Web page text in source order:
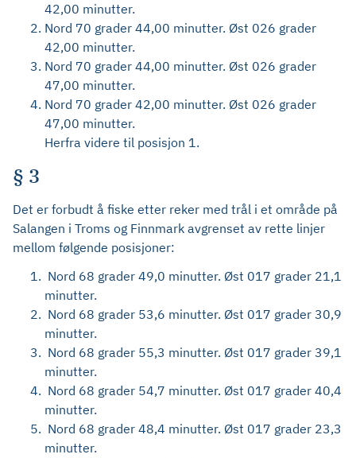
42,00 minutter.
Nord 70 grader 44,00 minutter. Øst 026 grader
42,00 minutter.
Nord 70 grader 44,00 minutter. Øst 026 grader
47,00 minutter.
Nord 70 grader 42,00 minutter. Øst 026 grader
47,00 minutter.
Herfra videre til posisjon 1.
§ 3
Det er forbudt å fiske etter reker med trål i et område på
Salangen i Troms og Finnmark avgrenset av rette linjer
mellom følgende posisjoner:
Nord 68 grader 49,0 minutter. Øst 017 grader 21,1
minutter.
Nord 68 grader 53,6 minutter. Øst 017 grader 30,9
minutter.
Nord 68 grader 55,3 minutter. Øst 017 grader 39,1
minutter.
Nord 68 grader 54,7 minutter. Øst 017 grader 40,4
minutter.
Nord 68 grader 48,4 minutter. Øst 017 grader 23,3
minutter.